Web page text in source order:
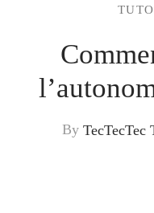
By TecTecTec